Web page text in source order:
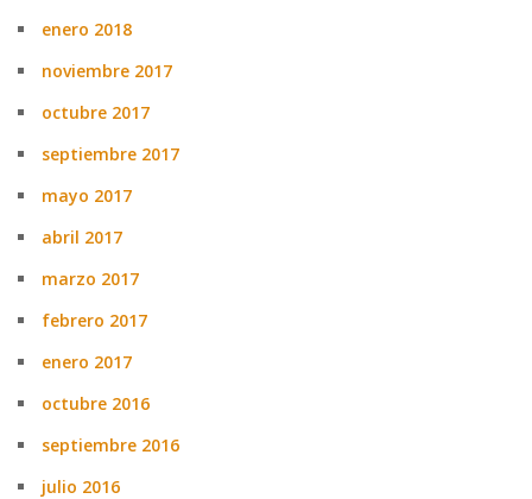
enero 2018
noviembre 2017
octubre 2017
septiembre 2017
mayo 2017
abril 2017
marzo 2017
febrero 2017
enero 2017
octubre 2016
septiembre 2016
julio 2016